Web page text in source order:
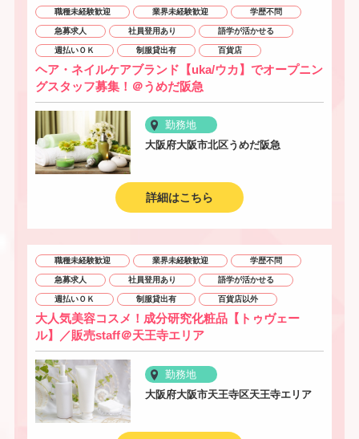
職種未経験歓迎 業界未経験歓迎 学歴不問
急募求人 社員登用あり 語学が活かせる
週払いＯＫ 制服貸出有 百貨店
ヘア・ネイルケアブランド【uka/ウカ】でオープニン
グスタッフ募集！＠うめだ阪急
勤務地
大阪府大阪市北区うめだ阪急
詳細はこちら
職種未経験歓迎 業界未経験歓迎 学歴不問
急募求人 社員登用あり 語学が活かせる
週払いＯＫ 制服貸出有 百貨店以外
大人気美容コスメ！成分研究化粧品【トゥヴェー
ル】／販売staff＠天王寺エリア
勤務地
大阪府大阪市天王寺区天王寺エリア